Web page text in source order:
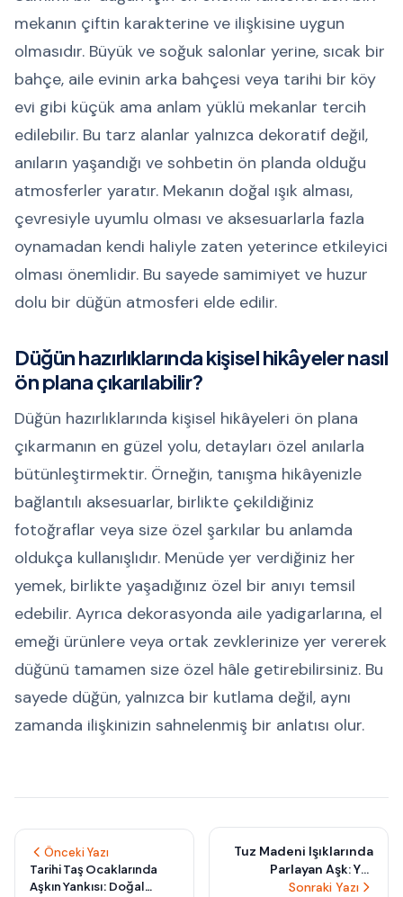
mekanın çiftin karakterine ve ilişkisine uygun
olmasıdır. Büyük ve soğuk salonlar yerine, sıcak bir
bahçe, aile evinin arka bahçesi veya tarihi bir köy
evi gibi küçük ama anlam yüklü mekanlar tercih
edilebilir. Bu tarz alanlar yalnızca dekoratif değil,
anıların yaşandığı ve sohbetin ön planda olduğu
atmosferler yaratır. Mekanın doğal ışık alması,
çevresiyle uyumlu olması ve aksesuarlarla fazla
oynamadan kendi haliyle zaten yeterince etkileyici
olması önemlidir. Bu sayede samimiyet ve huzur
dolu bir düğün atmosferi elde edilir.
Düğün hazırlıklarında kişisel hikâyeler nasıl
ön plana çıkarılabilir?
Düğün hazırlıklarında kişisel hikâyeleri ön plana
çıkarmanın en güzel yolu, detayları özel anılarla
bütünleştirmektir. Örneğin, tanışma hikâyenizle
bağlantılı aksesuarlar, birlikte çekildiğiniz
fotoğraflar veya size özel şarkılar bu anlamda
oldukça kullanışlıdır. Menüde yer verdiğiniz her
yemek, birlikte yaşadığınız özel bir anıyı temsil
edebilir. Ayrıca dekorasyonda aile yadigarlarına, el
emeği ürünlere veya ortak zevklerinize yer vererek
düğünü tamamen size özel hâle getirebilirsiniz. Bu
sayede düğün, yalnızca bir kutlama değil, aynı
zamanda ilişkinizin sahnelenmiş bir anlatısı olur.
Önceki Yazı
Tarihi Taş Ocaklarında
Aşkın Yankısı: Doğal
Sonraki Yazı
Tuz Madeni Işıklarında
Parlayan Aşk: Yer
Altında Nefes Kesen